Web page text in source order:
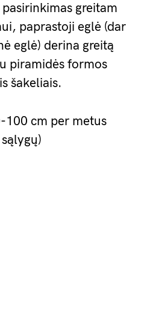
greitam
paprastoji eglė (dar
eglė) derina greitą
piramidės formos
šakeliais.
100 cm per metus